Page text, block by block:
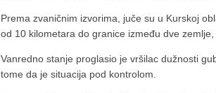
Prema zvaničnim izvorima, juče su u Kurskoj
od 10 kilometara do granice između dve
Vanredno stanje proglasio je vršilac dužnosti
tome da je situacija pod kontrolom.